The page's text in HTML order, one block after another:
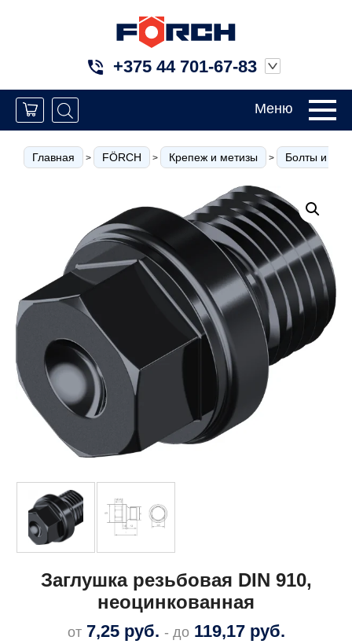
+375 44 701-67-83
Меню
Главная > FÖRCH > Крепеж и метизы > Болты и
Заглушка резьбовая DIN 910,
неоцинкованная
от 7,25 руб. - до 119,17 руб.